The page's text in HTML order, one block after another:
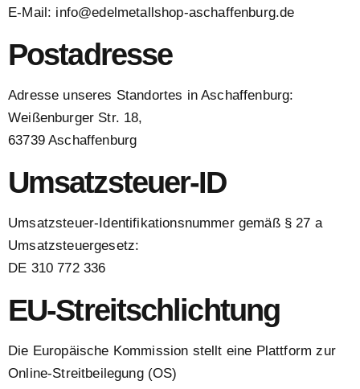
E-Mail: info@edelmetallshop-aschaffenburg.de
Postadresse
Adresse unseres Standortes in Aschaffenburg:
Weißenburger Str. 18,
63739 Aschaffenburg
Umsatzsteuer-ID
Umsatzsteuer-Identifikationsnummer gemäß § 27 a
Umsatzsteuergesetz:
DE 310 772 336
EU-Streitschlichtung
Die Europäische Kommission stellt eine Plattform zur
Online-Streitbeilegung (OS)